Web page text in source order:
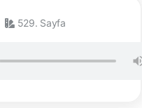
529. Sayfa